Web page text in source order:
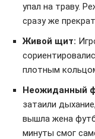
упал на траву.
сразу же
Живой щит:
плотным
Неожиданный
затаили
вышла жена
минуты смог